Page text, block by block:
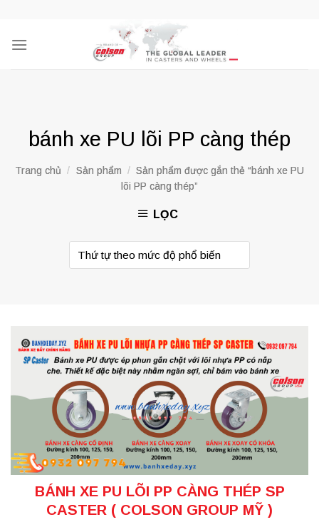
content
bánh xe PU lõi PP càng thép
Trang chủ / Sản phẩm / Sản phẩm được gắn thẻ “bánh xe PU
lõi PP càng thép”
LỌC
BÁNH XE PU LÕI PP CÀNG THÉP SP
CASTER ( COLSON GROUP MỸ )